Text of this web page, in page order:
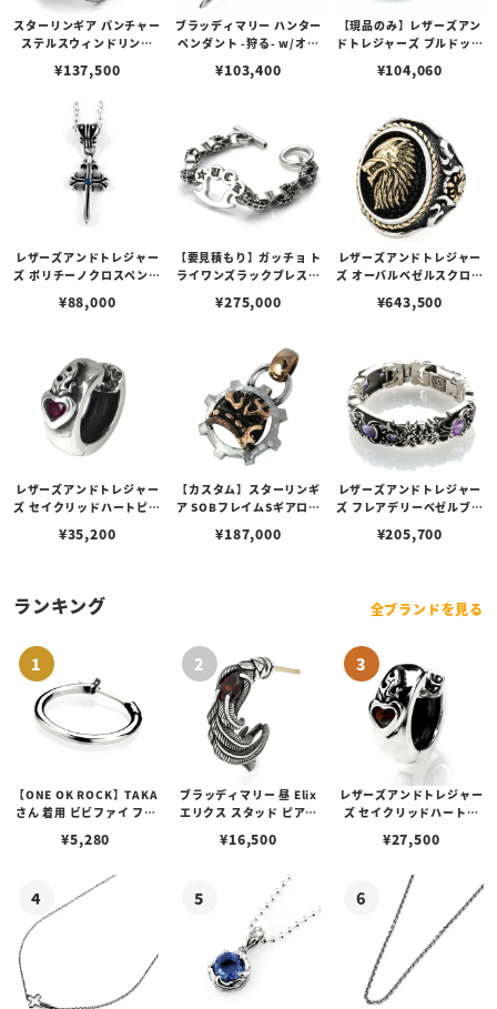
スターリンギア パンチャー
ステルスウィンドリング
ブロッサム
¥137,500
ブラッディマリー ハンター
ペンダント -狩る- w/オニ
¥103,400
【現品のみ】レザーズアン
ドトレジャーズ ブルドッグ
¥104,060
レザーズアンドトレジャー
ズ ポリチーノクロスペンダ
モンド（トップのみ）
¥88,000
【要見積もり】ガッチョ ト
ライワンズラックブレスレ
ンカーリンク
¥275,000
レザーズアンドトレジャー
ズ オーバルベゼルスクロー
ウルフ&クロス＆ロープエ
ラック）
¥643,500
レザーズアンドトレジャー
ズ セイクリッドハートピア
¥35,200
【カスタム】スターリンギ
ア SOBフレイムSギアロゴ
パー＆シルバー w/スピニ
¥187,000
レザーズアンドトレジャー
ズ フレアデリーベゼルブレ
トーンリンク アメシスト 7
¥205,700
ランキング 全ブランドを見る
【ONE OK ROCK】TAKA
さん 着用 ビビファイ フー
¥5,280
ブラッディマリー 昼 Elix
エリクス スタッド ピアス
¥16,500
レザーズアンドトレジャー
ズ セイクリッドハートピ
¥27,500